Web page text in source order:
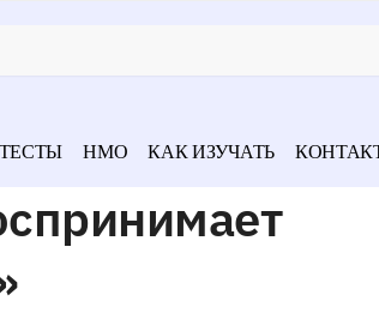
НМО КАК ИЗУЧАТЬ